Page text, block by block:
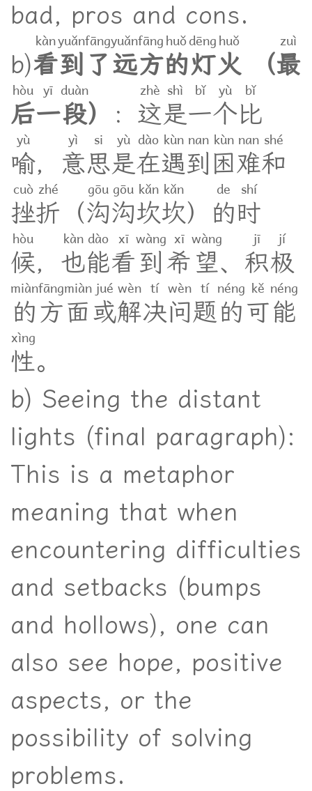
bad, pros and cons.
b)看
kàn
到
yuǎn
了
fāng
远
yuǎn
方
fāng
的
huǒ
灯
dēng
火
huǒ
（最
zuì
后
hòu
一
yī
段
duàn
） ： 这
zhè
是
shì
一
bǐ
个
yù
比
bǐ
喻
yù
， 意
yì
思
si
是
yù
在
dào
遇
kùn
到
nan
困
kùn
难
nan
和
shé
挫
cuò
折
zhé
（沟
gōu
沟
gōu
坎
kǎn
坎
kǎn
） 的
de
时
shí
候
hòu
， 也
kàn
能
dào
看
xī
到
wàng
希
xī
望
wàng
、 积
jī
极
jí
的
miàn
方
fāng
面
miàn
或
jué
解
wèn
决
tí
问
wèn
题
tí
的
néng
可
kě
能
néng
性
xìng
。
b) Seeing the distant
lights (final paragraph):
This is a metaphor
meaning that when
encountering difficulties
and setbacks (bumps
and hollows), one can
also see hope, positive
aspects, or the
possibility of solving
problems.